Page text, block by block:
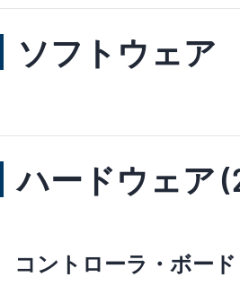
ソフトウェア
ハードウェア
コントローラ・ボード